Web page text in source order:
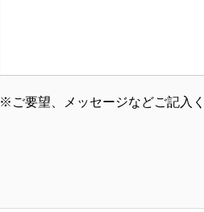
※ご要望、メッセージなどご記入